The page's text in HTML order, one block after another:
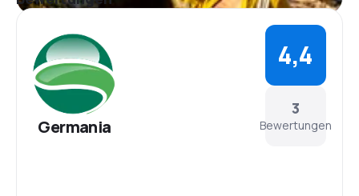
Germania
3
Bewertungen
4,4